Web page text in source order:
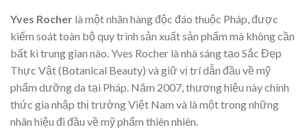
Yves Rocher là một nhãn hàng độc đáo thuộc Pháp, được
kiểm soát toàn bộ quy trình sản xuất sản phẩm mà không cần
bất kì trung gian nào. Yves Rocher là nhà sáng tạo Sắc Đẹp
Thực Vật (Botanical Beauty) và giữ vị trí dẫn đầu về mỹ
phẩm dưỡng da tại Pháp. Năm 2007, thương hiệu này chính
thức gia nhập thị trường Việt Nam và là một trong những
nhãn hiệu đi đầu về mỹ phẩm thiên nhiên.